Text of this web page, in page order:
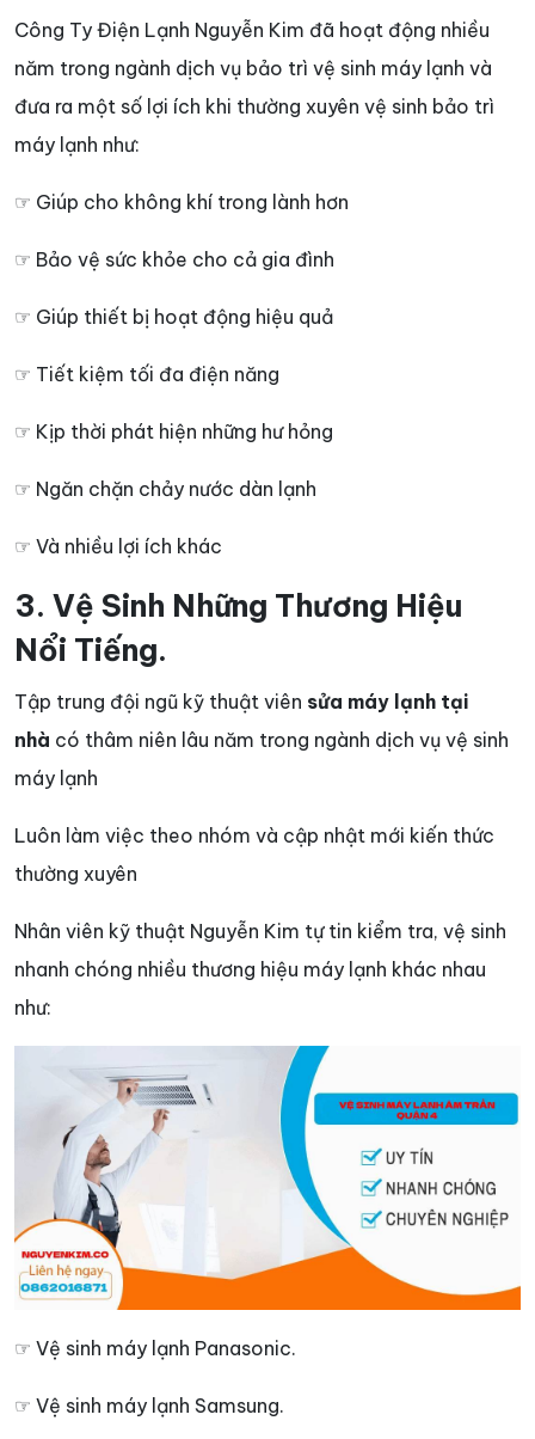
Công Ty Điện Lạnh Nguyễn Kim đã hoạt động nhiều
năm trong ngành dịch vụ bảo trì vệ sinh máy lạnh và
đưa ra một số lợi ích khi thường xuyên vệ sinh bảo trì
máy lạnh như:
☞ Giúp cho không khí trong lành hơn
☞ Bảo vệ sức khỏe cho cả gia đình
☞ Giúp thiết bị hoạt động hiệu quả
☞ Tiết kiệm tối đa điện năng
☞ Kịp thời phát hiện những hư hỏng
☞ Ngăn chặn chảy nước dàn lạnh
☞ Và nhiều lợi ích khác
3. Vệ Sinh Những Thương Hiệu
Nổi Tiếng.
Tập trung đội ngũ kỹ thuật viên sửa máy lạnh tại
nhà có thâm niên lâu năm trong ngành dịch vụ vệ sinh
máy lạnh
Luôn làm việc theo nhóm và cập nhật mới kiến thức
thường xuyên
Nhân viên kỹ thuật Nguyễn Kim tự tin kiểm tra, vệ sinh
nhanh chóng nhiều thương hiệu máy lạnh khác nhau
như:
☞ Vệ sinh máy lạnh Panasonic.
☞ Vệ sinh máy lạnh Samsung.